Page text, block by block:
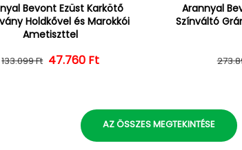
Bevont Ezüst Karkötő
Holdkővel és Marokkói
Ametiszttel
Normál ár
133.099 Ft Kedvezményes ár
47.760 Ft
Arannyal
Színváltó
AZ ÖSSZES MEGTEKINTÉSE